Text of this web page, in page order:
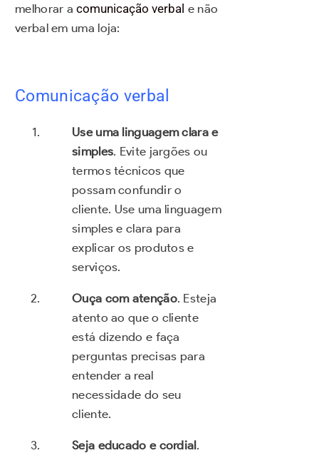
melhorar acomunicação verbal e não
verbal em uma loja:
Comunicação verbal
Use uma linguagem clara e
simples. Evite jargões ou
termos técnicos que
possam confundir o
cliente. Use uma linguagem
simples e clara para
explicar os produtos e
serviços.
Ouça com atenção. Esteja
atento ao que o cliente
está dizendo e faça
perguntas precisas para
entender a real
necessidade do seu
cliente.
Seja educado e cordial.